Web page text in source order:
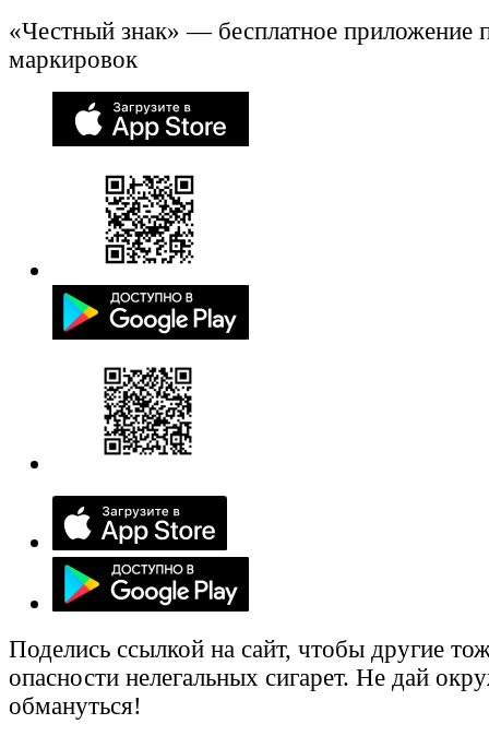
«Честный знак» — бесплатное приложение
маркировок
Поделись ссылкой на сайт, чтобы другие
опасности нелегальных сигарет. Не дай
обмануться!